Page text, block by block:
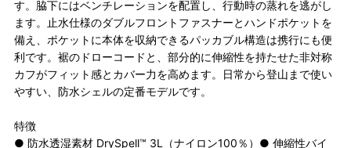
す。脇下にはベンチレーションを配置し、行動時の蒸れを逃がし
ます。止水仕様のダブルフロントファスナーとハンドポケットを
備え、ポケットに本体を収納できるパッカブル構造は携行にも便
利です。裾のドローコードと、部分的に伸縮性を持たせた非対称
カフがフィット感とカバー力を高めます。日常から登山まで使い
やすい、防水シェルの定番モデルです。
特徴
● 防水透湿素材 DrySpell™ 3L（ナイロン100％）● 伸縮性バイ